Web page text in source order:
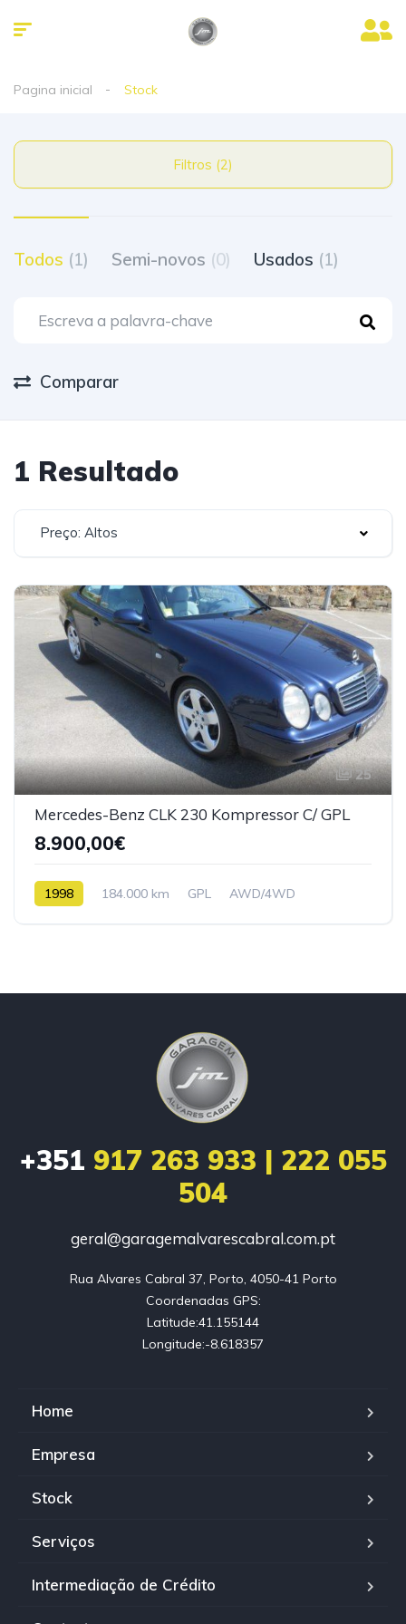
Pagina inicial Stock
Filtros (2)
Todos (1) Semi-novos (0) Usados (1)
Comparar
1 Resultado
Preço: Altos
25
Mercedes-Benz CLK 230 Kompressor C/ GPL
8.900,00€
1998 184.000 km GPL AWD/4WD
+351 917 263 933 | 222 055
504
geral@garagemalvarescabral.com.pt
Rua Alvares Cabral 37, Porto, 4050-41 Porto
Coordenadas GPS:
Latitude:41.155144
Longitude:-8.618357
Home
Empresa
Stock
Serviços
Intermediação de Crédito